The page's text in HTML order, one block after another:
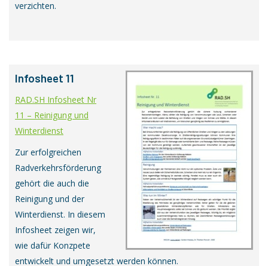
verzichten.
Infosheet 11
RAD.SH Infosheet Nr
11 – Reinigung und
Winterdienst
Zur erfolgreichen
Radverkehrsförderung
gehört die auch die
Reinigung und der
Winterdienst. In diesem
Infosheet zeigen wir,
wie dafür Konzpete
entwickelt und umgesetzt werden können.